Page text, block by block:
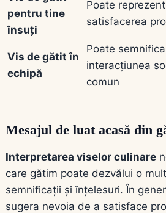
pentru tine
însuți
Poate
satisfacerea
Vis de gătit în
echipă
Poate
interacțiunea
comun
Mesajul de luat acasă din
Interpretarea viselor culinare
care gătim poate dezvălui o
semnificații și înțelesuri. În
sugera nevoia de a satisface